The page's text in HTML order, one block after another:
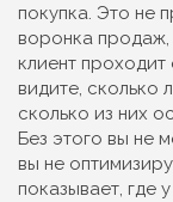
покупка. Это не
воронка продаж,
клиент проходит
видите, сколько
сколько из них
Без этого вы не
вы не
показывает, где